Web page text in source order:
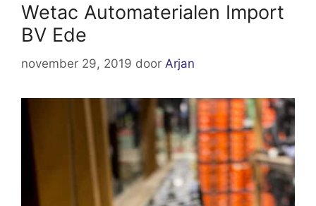
Wetac Automaterialen Import
BV Ede
november 29, 2019 door Arjan